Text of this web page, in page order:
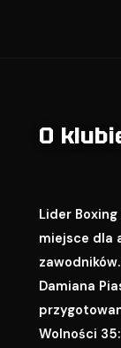
O
Lider
miejsce dla
Damiana
Wolności